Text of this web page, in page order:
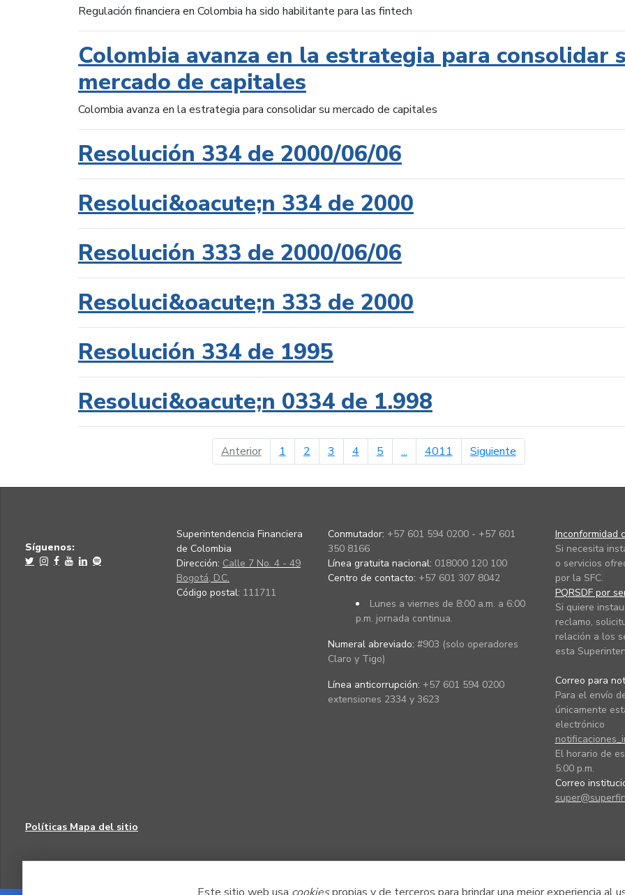
Regulación financiera en Colombia ha sido habilitante para las fintech
Colombia avanza en la estrategia para consolidar
mercado de capitales
Colombia avanza en la estrategia para consolidar su mercado de capitales
Resolución 334 de 2000/06/06
Resoluci&oacute;n 334 de 2000
Resolución 333 de 2000/06/06
Resoluci&oacute;n 333 de 2000
Resolución 334 de 1995
Resoluci&oacute;n 0334 de 1.998
Anteriorpágina anterior
1 2 3 4 5 ... 4011 Siguientepágina siguiente
Síguenos:
Superintendencia Financiera
de Colombia
Dirección: Calle 7 No. 4 - 49
Bogotá, D.C.
Código postal: 111711
Conmutador: +57 601 594 0200 - +57 601
350 8166
Línea gratuita nacional: 018000 120 100
Centro de contacto: +57 601 307 8042
Lunes a viernes de 8:00 a.m. a 6:00
p.m. jornada continua.
Numeral abreviado: #903 (solo operadores
Claro y Tigo)
Línea anticorrupción: +57 601 594 0200
extensiones 2334 y 3623
Inconformidad
Si necesita
o servicios
por la SFC.
PQRSDF por
Si quiere
reclamo,
relación a los
esta
Correo para
Para el envío
únicamente
electrónico
El horario de
5:00 p.m.
Correo
Políticas Mapa del sitio